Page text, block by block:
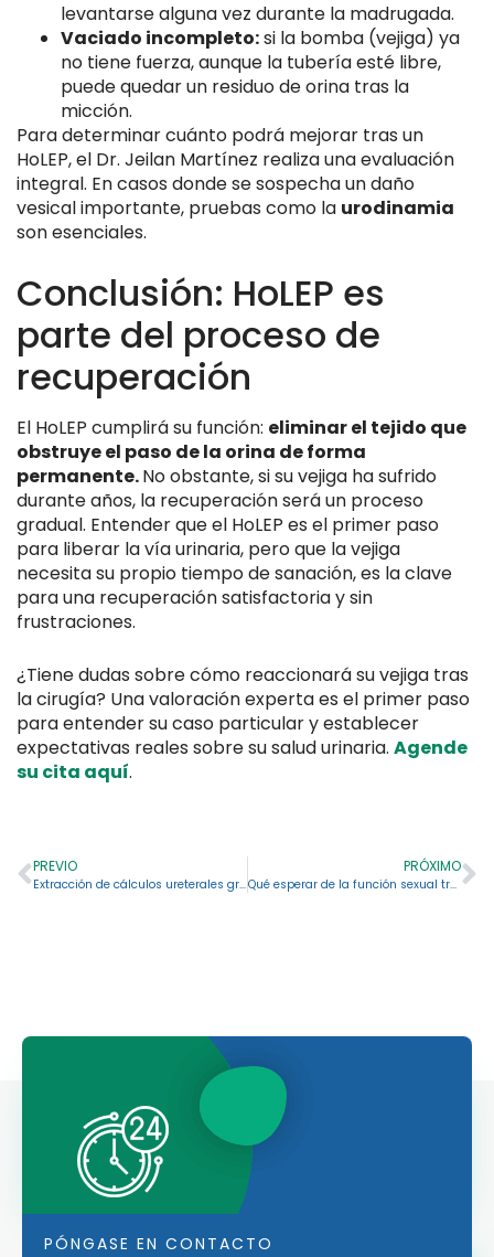
levantarse alguna vez durante la madrugada.
Vaciado incompleto:si la bomba (vejiga) ya
no tiene fuerza, aunque la tubería esté libre,
puede quedar un residuo de orina tras la
micción.
Para determinar cuánto podrá mejorar tras un
HoLEP, el Dr. Jeilan Martínez realiza una evaluación
integral. En casos donde se sospecha un daño
vesical importante, pruebas como la urodinamia
son esenciales.
Conclusión: HoLEP es
parte del proceso de
recuperación
El HoLEP cumplirá su función: eliminar el tejido que
obstruye el paso de la orina de forma
permanente.No obstante, si su vejiga ha sufrido
durante años, la recuperación será un proceso
gradual. Entender que el HoLEP es el primer paso
para liberar la vía urinaria, pero que la vejiga
necesita su propio tiempo de sanación, es la clave
para una recuperación satisfactoria y sin
frustraciones.
¿Tiene dudas sobre cómo reaccionará su vejiga tras
la cirugía? Una valoración experta es el primer paso
para entender su caso particular y establecer
expectativas reales sobre su salud urinaria. Agende
su cita aquí.
PREVIO
Extracción de cálculos ureterales grandes: opciones modernas y cuándo actuar
PRÓXIMO
Qué esperar de la función sexual tras HoLEP
PÓNGASE EN CONTACTO